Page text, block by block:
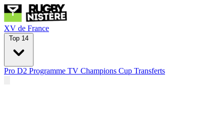
XV de France
Top 14
Pro D2 Programme TV Champions Cup Transferts